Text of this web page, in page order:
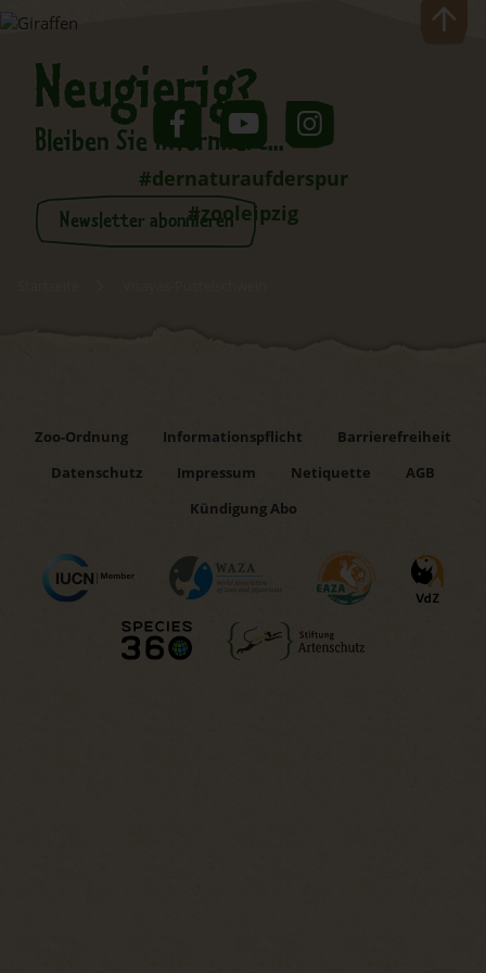
Neugierig?
Bleiben Sie informiert...
Newsletter abonnieren
#dernaturaufderspur
#zooleipzig
Zoo-Ordnung Informationspflicht
Barrierefreiheit
Datenschutz
Impressum Netiquette
AGB
Kündigung Abo